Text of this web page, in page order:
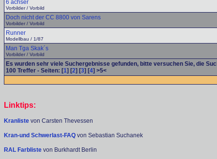
6 achser
Vorbilder / Vorbild
Doch nicht der CC 8800 von Sarens
Vorbilder / Vorbild
Runner
Modellbau / 1/87
Man Tga Skak´s
Vorbilder / Vorbild
Es wurden sehr viele Suchergebnisse gefunden, bitte versuchen Sie, die
100 Treffer - Seiten: [1] [2] [3] [4] >5<
Linktips:
Kranliste von Carsten Thevessen
Kran-und Schwerlast-FAQ von Sebastian Suchanek
RAL Farbliste von Burkhardt Berlin